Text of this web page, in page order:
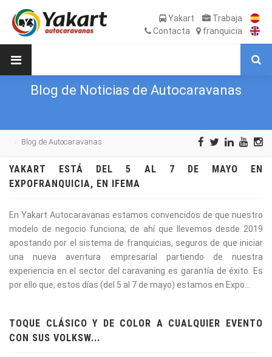
Yakart
Trabaja
Contacta
franquicia
Blog de Noticias de Autocaravanas
Blog de Autocaravanas
YAKART ESTÁ DEL 5 AL 7 DE MAYO EN
EXPOFRANQUICIA, EN IFEMA
En Yakart Autocaravanas estamos convencidos de que nuestro
modelo de negocio funciona; de ahí que llevemos desde 2019
apostando por el sistema de franquicias, seguros de que iniciar
una nueva aventura empresarial partiendo de nuestra
experiencia en el sector del caravaning es garantía de éxito. Es
por ello que, estos días (del 5 al 7 de mayo) estamos en Expo...
TOQUE CLÁSICO Y DE COLOR A CUALQUIER EVENTO
CON SUS VOLKSW...